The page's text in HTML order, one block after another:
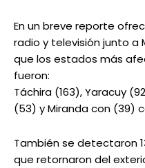
En un breve reporte
radio y televisión junto a
que los estados más
fueron:
Táchira (163), Yaracuy
(53) y Miranda con (39)
También se detectaron
que retornaron del